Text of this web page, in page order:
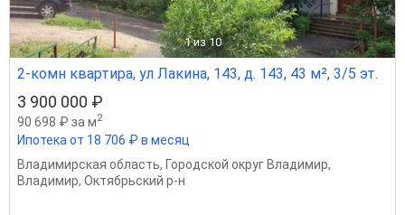
1 из 10
2-комн квартира, ул Лакина, 143, д. 143, 43 м², 3/5 эт.
3 900 000 ₽
90 698 ₽ за м2
Ипотека от 18 706 ₽ в месяц
Владимирская область, Городской округ Владимир,
Владимир, Октябрьский р-н